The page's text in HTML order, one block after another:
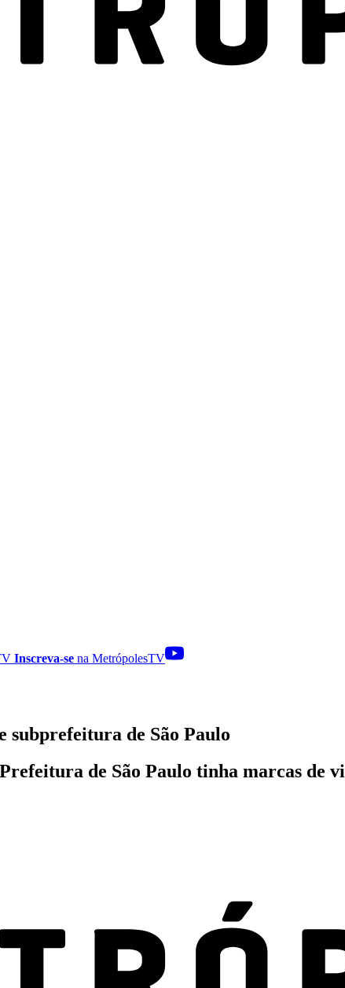
Inscreva-se na MetrópolesTV
subprefeitura de São Paulo
de São Paulo tinha marcas de